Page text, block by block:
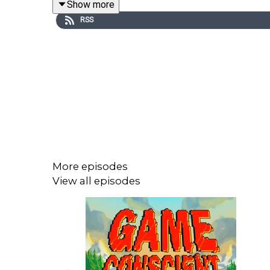
Retrouvez Game Conscient une à deux fois par
Sources à lire :
Fanny Lignon : Des jeux vidéo et des
IMIE Paris : L’Évolution du Jeu Vidéo en France
Diamond Lobby : Is Female Representation in
Show more
RSS
More episodes
View all episodes